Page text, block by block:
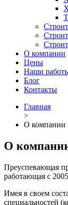
О компании
Цены
Наши
Блог
Контакты
Главная
>
О компании
О
Преуспевающая
работающая с
Имея в своем
специальностей